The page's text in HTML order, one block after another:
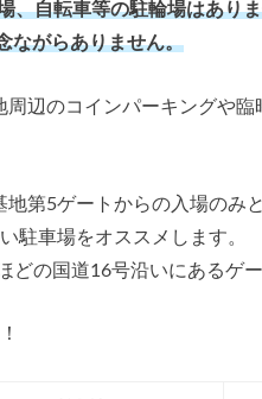
、自転車等の駐輪場はあり
ながらありません。
辺のコインパーキングや臨
第5ゲートからの入場のみ
駐車場をオススメします。
どの国道16号沿いにあるゲ